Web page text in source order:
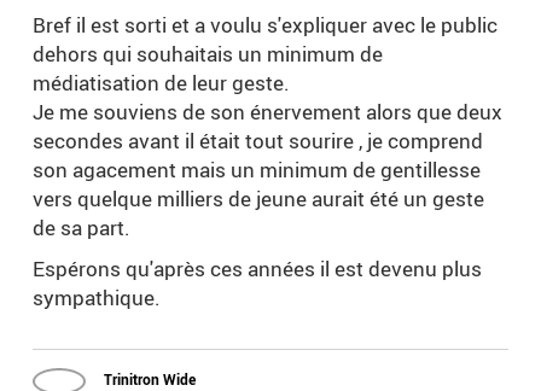
Bref il est sorti et a voulu s'expliquer avec le public
dehors qui souhaitais un minimum de
médiatisation de leur geste.
Je me souviens de son énervement alors que deux
secondes avant il était tout sourire , je comprend
son agacement mais un minimum de gentillesse
vers quelque milliers de jeune aurait été un geste
de sa part.
Espérons qu'après ces années il est devenu plus
sympathique.
Trinitron Wide